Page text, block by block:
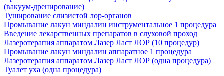
(вакуум-дренирование)
Туширование слизистой лор-органов
Промывание лакун миндалин инструментальное 1 процедура
Введение лекарственных препаратов в слуховой проход
Лазеротерапия аппаратом Лазер Ласт ЛОР (10 процедур)
Промывание лакун миндалин аппаратное 1 процедура
Лазеротерапия аппаратом Лазер Ласт ЛОР (одна процедура)
Туалет уха (одна процедура)